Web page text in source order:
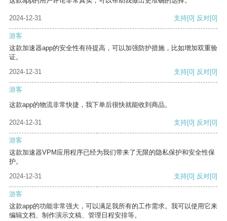
2024-12-31 支持[0] 反对[0]
游客
这款加速器app的安全性有待提高，可以加强防护措施，比如增加双重验
证。
2024-12-31
支持[0] 反对[0]
游客
这款app的物流非常快捷，我下单后很快就能收到商品。
2024-12-31 支持[0] 反对[0]
游客
这款加速器VPM应用程序已经为我们带来了无限的隐私保护和安全性保
护。
2024-12-31
支持[0] 反对[0]
游客
这款app的功能非常强大，可以满足我所有的工作需求。我可以使用它来
编辑文档、制作演示文稿、管理日程安排等。